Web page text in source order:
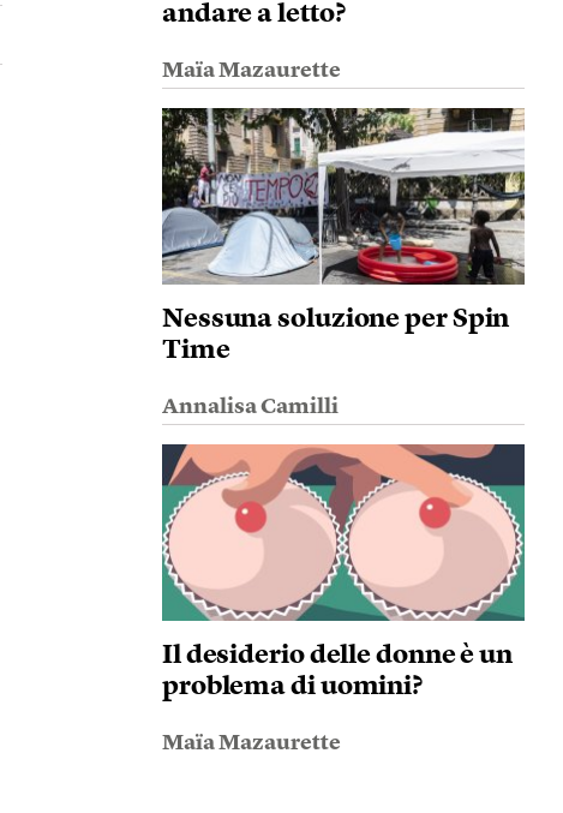
andare a letto?
Maïa Mazaurette
Nessuna soluzione per Spin
Time
Annalisa Camilli
Il desiderio delle donne è un
problema di uomini?
Maïa Mazaurette